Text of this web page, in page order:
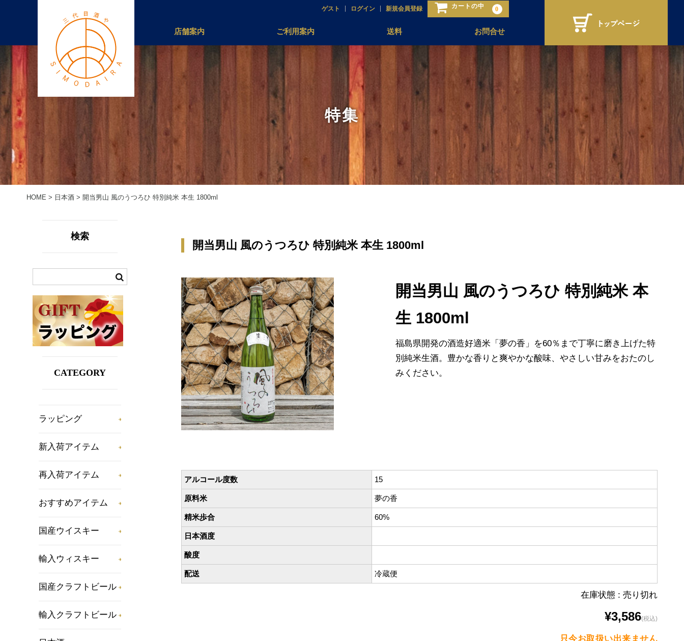
ゲスト ログイン 新規会員登録 カートの中 0
店舗案内 ご利用案内 送料 お問合せ
特集
HOME > 日本酒 > 開当男山 風のうつろひ 特別純米 本生 1800ml
開当男山 風のうつろひ 特別純米 本生 1800ml
開当男山 風のうつろひ 特別純米 本
生 1800ml
福島県開発の酒造好適米「夢の香」を60％まで丁寧に磨き上げた特
別純米生酒。豊かな香りと爽やかな酸味、やさしい甘みをおたのし
みください。
アルコール度数 15
原料米 夢の香
精米歩合 60%
日本酒度
酸度
配送 冷蔵便
在庫状態 : 売り切れ
¥3,586(税込)
只今お取扱い出来ません
検索
CATEGORY
ラッピング
新入荷アイテム
再入荷アイテム
おすすめアイテム
国産ウイスキー
輸入ウィスキー
国産クラフトビール
輸入クラフトビール